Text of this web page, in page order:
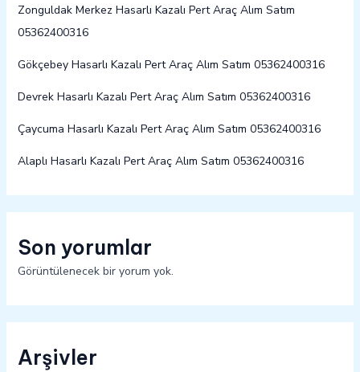
Zonguldak Merkez Hasarlı Kazalı Pert Araç Alım Satım
05362400316
Gökçebey Hasarlı Kazalı Pert Araç Alım Satım 05362400316
Devrek Hasarlı Kazalı Pert Araç Alım Satım 05362400316
Çaycuma Hasarlı Kazalı Pert Araç Alım Satım 05362400316
Alaplı Hasarlı Kazalı Pert Araç Alım Satım 05362400316
Son yorumlar
Görüntülenecek bir yorum yok.
Arşivler